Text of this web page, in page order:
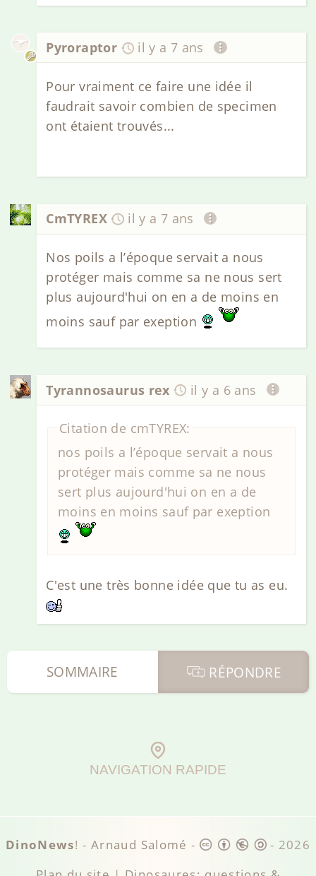
Pyroraptor il y a 7 ans
Pour vraiment ce faire une idée il
faudrait savoir combien de specimen
ont étaient trouvés...
CmTYREX il y a 7 ans
Nos poils a l’époque servait a nous
protéger mais comme sa ne nous sert
plus aujourd'hui on en a de moins en
moins sauf par exeption
Tyrannosaurus rex il y a 6 ans
Citation de cmTYREX:
nos poils a l’époque servait a nous
protéger mais comme sa ne nous
sert plus aujourd'hui on en a de
moins en moins sauf par exeption
C'est une très bonne idée que tu as eu.
RÉPONDRE
SOMMAIRE
NAVIGATION RAPIDE
DinoNews! -Arnaud Salomé - - 2026